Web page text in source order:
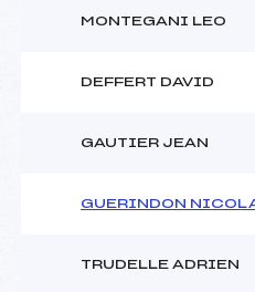
MONTEGANI LEO
DEFFERT DAVID
GAUTIER JEAN
GUERINDON
TRUDELLE ADRIEN